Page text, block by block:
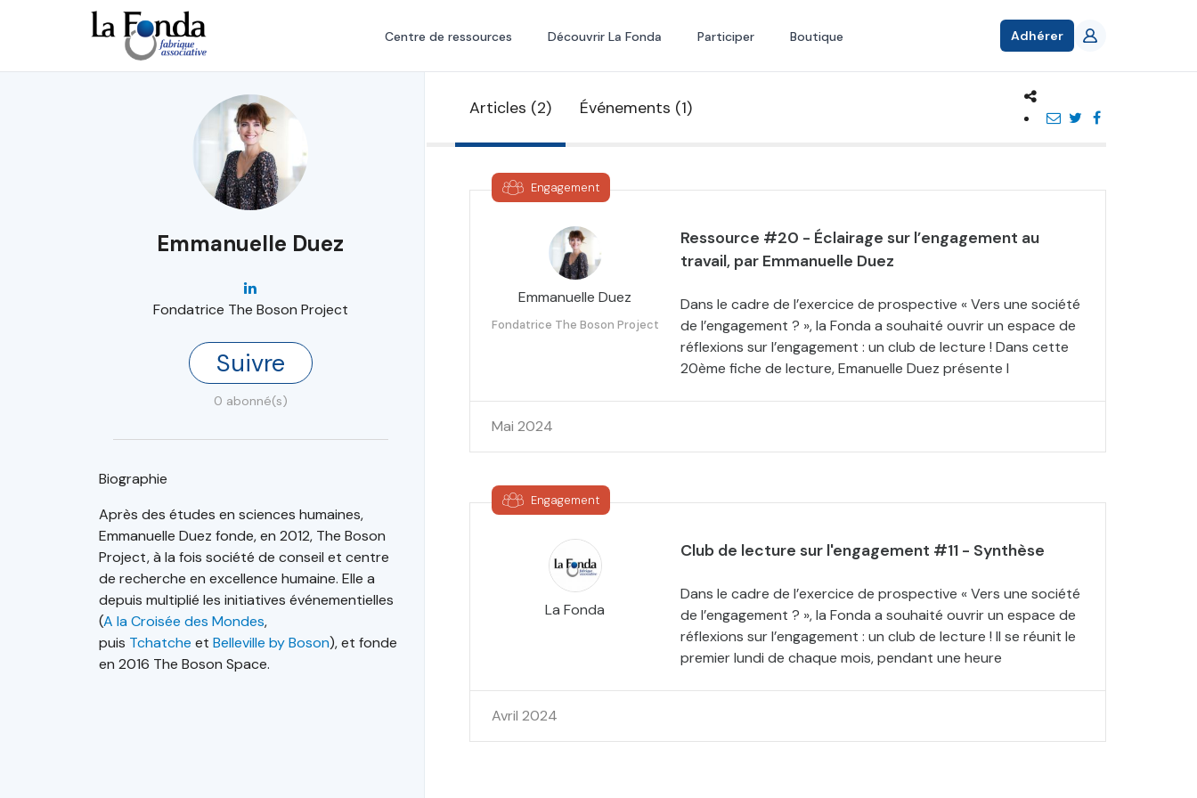
principal
Centre de ressources Découvrir La Fonda Participer Boutique Adhérer
Emmanuelle Duez
Fondatrice The Boson Project
Suivre
0 abonné(s)
Biographie
Après des études en sciences humaines,
Emmanuelle Duez fonde, en 2012, The Boson
Project, à la fois société de conseil et centre
de recherche en excellence humaine. Elle a
depuis multiplié les initiatives événementielles
(A la Croisée des Mondes,
puis Tchatche et Belleville by Boson), et fonde
en 2016 The Boson Space.
Articles (2) Événements (1)
Engagement
Emmanuelle Duez
Fondatrice The Boson Project
Ressource #20 - Éclairage sur l’engagement au
travail, par Emmanuelle Duez
Dans le cadre de l’exercice de prospective « Vers une société
de l’engagement ? », la Fonda a souhaité ouvrir un espace de
réflexions sur l’engagement : un club de lecture ! Dans cette
20ème fiche de lecture, Emanuelle Duez présente l
Mai 2024
Engagement
La Fonda
Club de lecture sur l'engagement #11 - Synthèse
Dans le cadre de l’exercice de prospective « Vers une société
de l’engagement ? », la Fonda a souhaité ouvrir un espace de
réflexions sur l’engagement : un club de lecture ! Il se réunit le
premier lundi de chaque mois, pendant une heure
Avril 2024